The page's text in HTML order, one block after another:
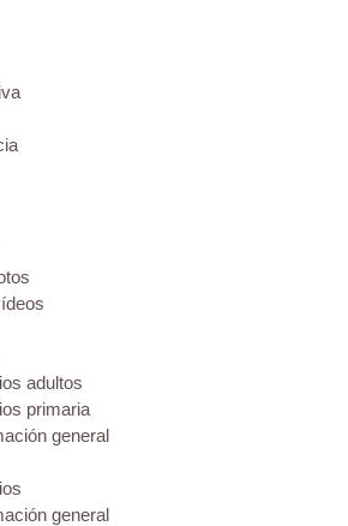
adultos
primaria
general
general